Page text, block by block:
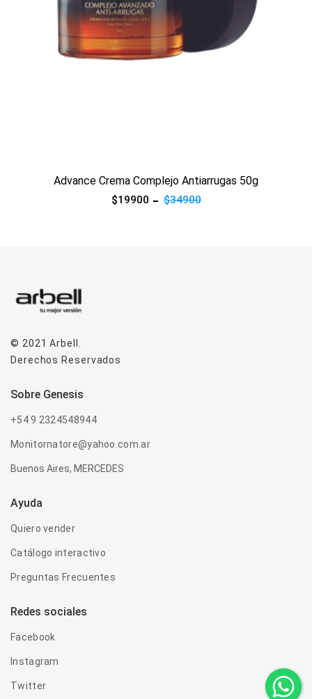
Advance Crema Complejo Antiarrugas 50g
$19900 $34900
© 2021Arbell
Derechos Reservados
sobre genesis
+54 9 2324548944
Monitornatore@yahoo.com.ar
Buenos Aires, MERCEDES
Ayuda
Quiero vender
Catálogo interactivo
Preguntas Frecuentes
Redes sociales
Facebook
Instagram
Twitter